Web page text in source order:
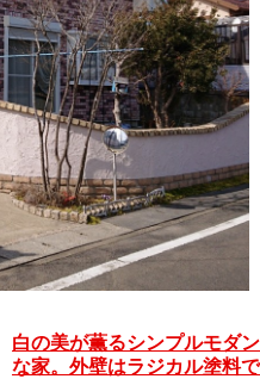
白の美が薫るシンプルモダン
な家。外壁はラジカル塗料で